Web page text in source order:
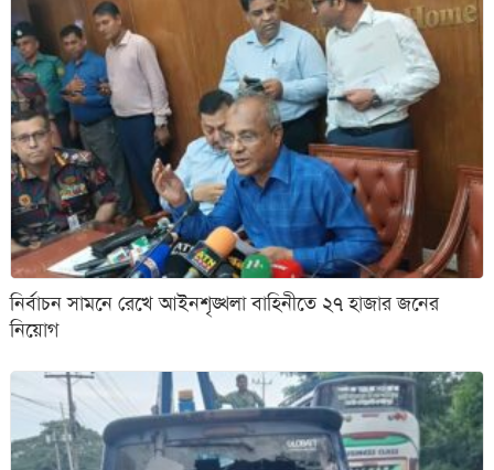
নির্বাচন সামনে রেখে আইনশৃঙ্খলা বাহিনীতে ২৭ হাজার জনের
নিয়োগ